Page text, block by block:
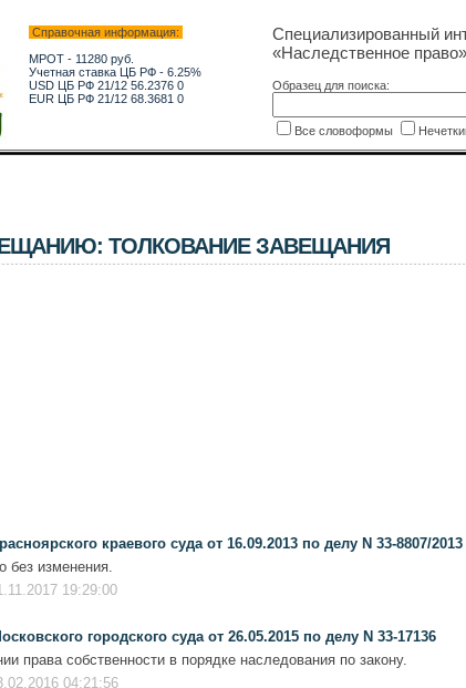
Справочная информация:
МРОТ - 11280 руб.
Учетная ставка ЦБ РФ - 6.25%
USD ЦБ РФ 21/12 56.2376 0
EUR ЦБ РФ 21/12 68.3681 0
Специализированный
«Наследственное право»
Образец для поиска:
Все словоформы
ТОЛКОВАНИЕ ЗАВЕЩАНИЯ
краевого суда от 16.09.2013 по делу N 33-8807/2013
без изменения.
19:29:00
городского суда от 26.05.2015 по делу N 33-17136
права собственности в порядке наследования по закону.
04:21:56